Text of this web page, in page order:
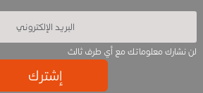
لن نشارك معلوماتك مع أي طرف ثالث
إشترك